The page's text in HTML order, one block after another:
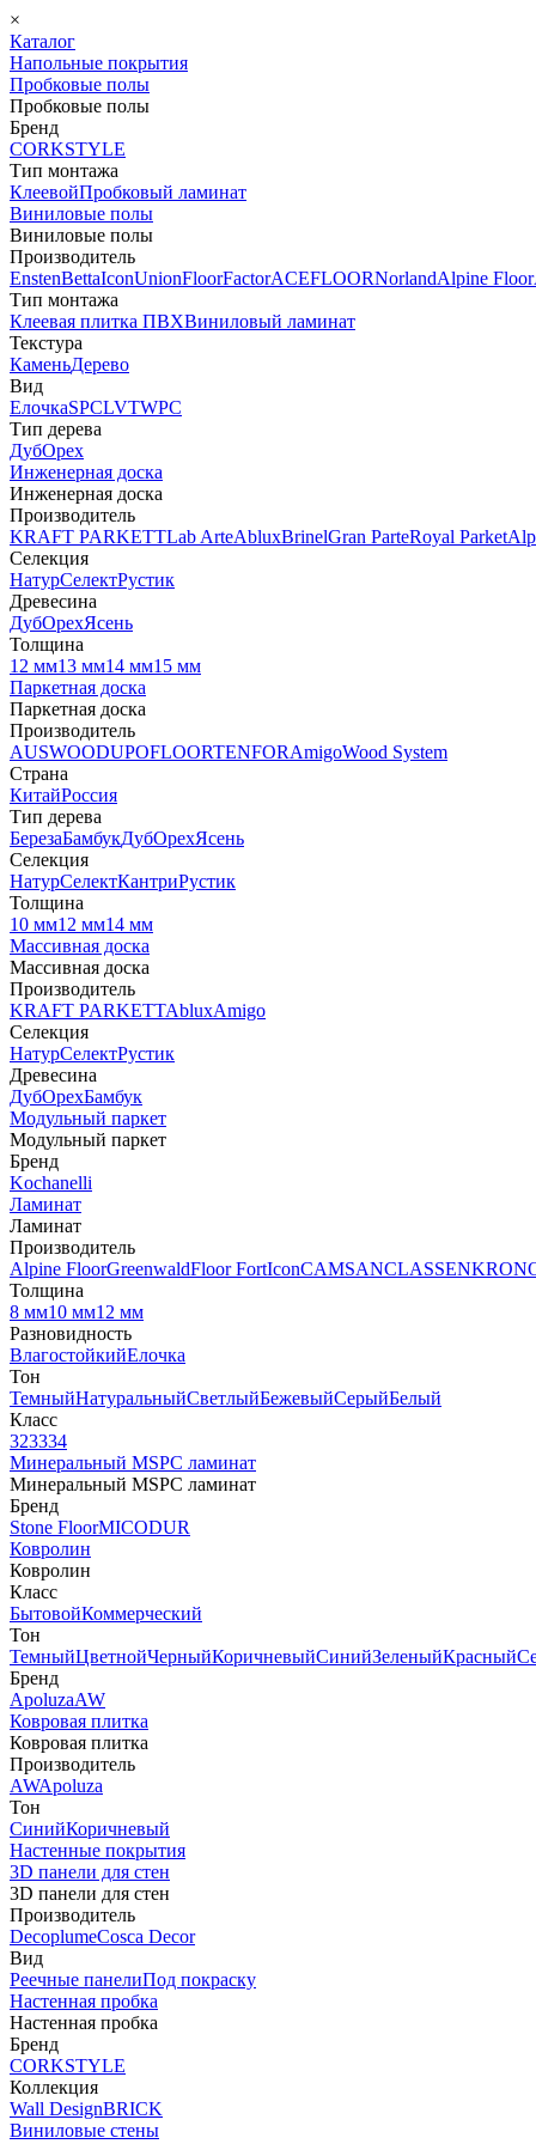
×
Каталог
Напольные покрытия
Пробковые полы
Пробковые полы
Бренд
CORKSTYLE
Тип монтажа
КлеевойПробковый ламинат
Виниловые полы
Виниловые полы
Производитель
EnstenBettaIconUnionFloorFactorACEFLOORNorlandAlpine Floor
Тип монтажа
Клеевая плитка ПВХВиниловый ламинат
Текстура
КаменьДерево
Вид
ЕлочкаSPCLVTWPC
Тип дерева
ДубОрех
Инженерная доска
Инженерная доска
Производитель
KRAFT PARKETTLab ArteAbluxBrinelGran ParteRoyal Parket
Селекция
НатурСелектРустик
Древесина
ДубОрехЯсень
Толщина
12 мм13 мм14 мм15 мм
Паркетная доска
Паркетная доска
Производитель
AUSWOODUPOFLOORTENFORAmigoWood System
Страна
КитайРоссия
Тип дерева
БерезаБамбукДубОрехЯсень
Селекция
НатурСелектКантриРустик
Толщина
10 мм12 мм14 мм
Массивная доска
Массивная доска
Производитель
KRAFT PARKETTAbluxAmigo
Селекция
НатурСелектРустик
Древесина
ДубОрехБамбук
Модульный паркет
Модульный паркет
Бренд
Kochanelli
Ламинат
Ламинат
Производитель
Alpine FloorGreenwaldFloor FortIconCAMSANCLASSEN
Толщина
8 мм10 мм12 мм
Разновидность
ВлагостойкийЕлочка
Тон
ТемныйНатуральныйСветлыйБежевыйСерыйБелый
Класс
323334
Минеральный MSPC ламинат
Минеральный MSPC ламинат
Бренд
Stone FloorMICODUR
Ковролин
Ковролин
Класс
БытовойКоммерческий
Тон
ТемныйЦветнойЧерныйКоричневыйСинийЗеленыйКрасный
Бренд
ApoluzaAW
Ковровая плитка
Ковровая плитка
Производитель
AWApoluza
Тон
СинийКоричневый
Настенные покрытия
3D панели для стен
3D панели для стен
Производитель
DecoplumeCosca Decor
Вид
Реечные панелиПод покраску
Настенная пробка
Настенная пробка
Бренд
CORKSTYLE
Коллекция
Wall DesignBRICK
Виниловые стены